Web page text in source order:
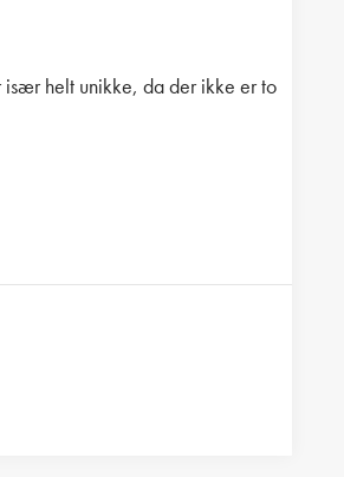
helt unikke, da der ikke er to